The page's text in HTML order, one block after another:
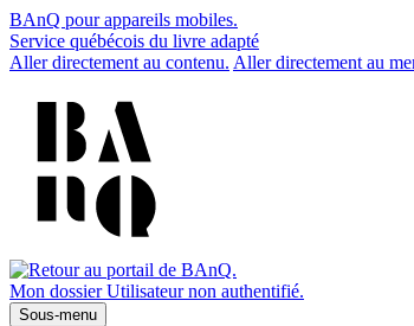
BAnQ pour appareils mobiles.
Service québécois du livre adapté
Aller directement au contenu. Aller directement au
Mon dossier Utilisateur non authentifié.
Sous-menu